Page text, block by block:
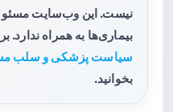
نیست. این وب‌سایت
بیماری‌ها به همراه
سیاست پزشکی و سلب
بخوانید.